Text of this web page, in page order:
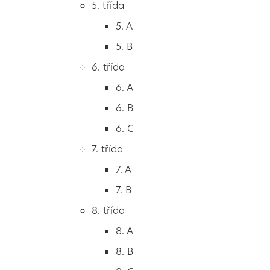
2. B
3. A
4. A
5. A
5. třída
5. A
5. B
6. třída
6. A
6. B
6. C
7. třída
7. A
7. B
8. třída
8. A
8. B